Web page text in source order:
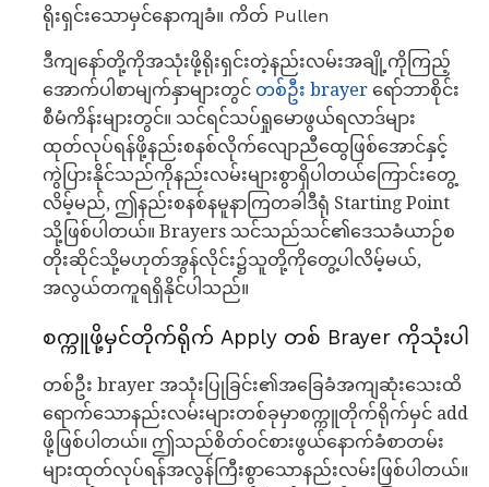
ရိုးရှင်းသောမှင်နောကျခံ။ ကိတ် Pullen
ဒီကျနော်တို့ကိုအသုံးဖို့ရိုးရှင်းတဲ့နည်းလမ်းအချို့ကိုကြည့်
အောက်ပါစာမျက်နှာများတွင် တစ်ဦး brayer ရော်ဘာစိုင်း
စီမံကိန်းများတွင်။ သင်ရင်သပ်ရှုမောဖွယ်ရလာဒ်များ
ထုတ်လုပ်ရန်ဖို့နည်းစနစ်လိုက်လျောညီထွေဖြစ်အောင်နှင့်
ကွဲပြားနိုင်သည်ကိုနည်းလမ်းများစွာရှိပါတယ်ကြောင်းတွေ့
လိမ့်မည်, ဤနည်းစနစ်နမူနာကြတခါဒီရုံ Starting Point
သို့ဖြစ်ပါတယ်။ Brayers သင်သည်သင်၏ဒေသခံယာဉ်စ
တိုးဆိုင်သို့မဟုတ်အွန်လိုင်း၌သူတို့ကိုတွေ့ပါလိမ့်မယ်,
အလွယ်တကူရရှိနိုင်ပါသည်။
စက္ကူဖို့မှင်တိုက်ရိုက် Apply တစ် Brayer ကိုသုံးပါ
တစ်ဦး brayer အသုံးပြုခြင်း၏အခြေခံအကျဆုံးသေးထိ
ရောက်သောနည်းလမ်းများတစ်ခုမှာစက္ကူတိုက်ရိုက်မှင် add
ဖို့ဖြစ်ပါတယ်။ ဤသည်စိတ်ဝင်စားဖွယ်နောက်ခံစာတမ်း
များထုတ်လုပ်ရန်အလွန်ကြီးစွာသောနည်းလမ်းဖြစ်ပါတယ်။